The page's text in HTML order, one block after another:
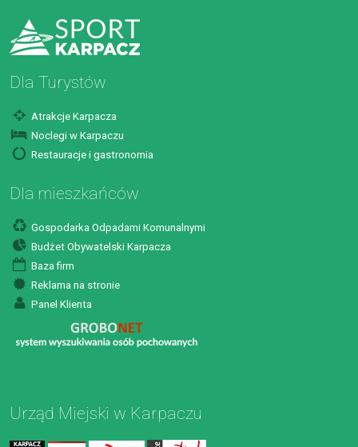
Dla Turystów
Atrakcje Karpacza
Noclegi w Karpaczu
Restauracje i gastronomia
Dla mieszkańców
Gospodarka Odpadami Komunalnymi
Budżet Obywatelski Karpacza
Baza firm
Reklama na stronie
Panel Klienta
Urząd Miejski w Karpaczu